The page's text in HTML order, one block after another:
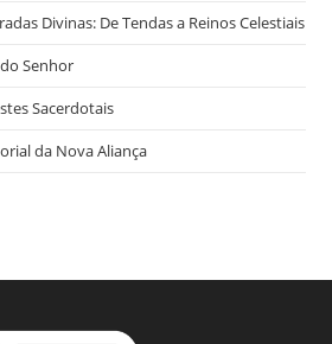
Divinas: De Tendas a Reinos Celestiais
Senhor
Sacerdotais
da Nova Aliança